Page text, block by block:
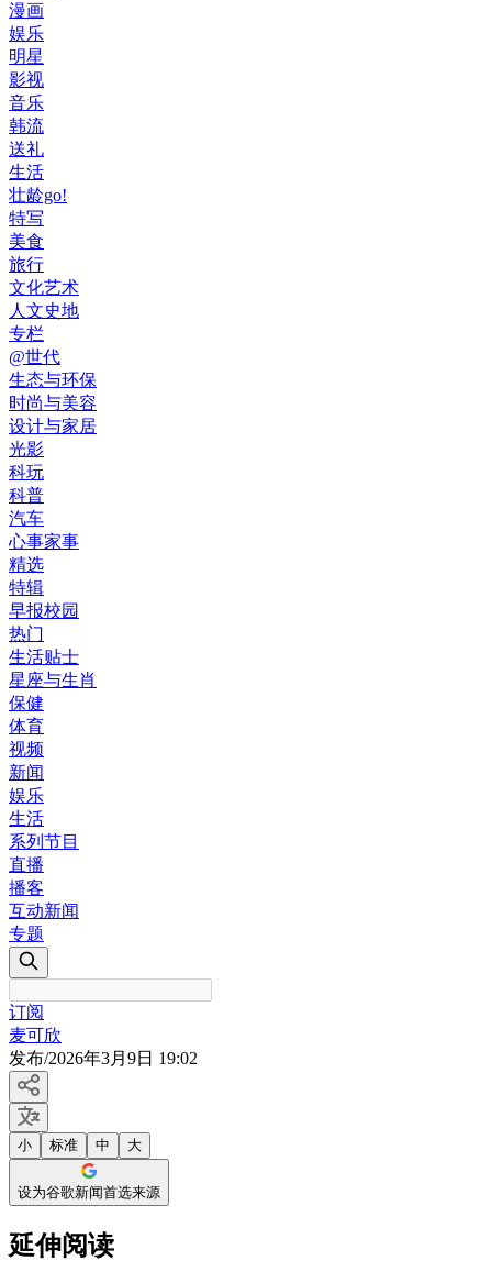
漫画
娱乐
明星
影视
音乐
韩流
送礼
生活
壮龄go!
特写
美食
旅行
文化艺术
人文史地
专栏
@世代
生态与环保
时尚与美容
设计与家居
光影
科玩
科普
汽车
心事家事
精选
特辑
早报校园
热门
生活贴士
星座与生肖
保健
体育
视频
新闻
娱乐
生活
系列节目
直播
播客
互动新闻
专题
订阅
麦可欣
发布/2026年3月9日 19:02
小 标准 中 大
设为谷歌新闻首选来源
延伸阅读